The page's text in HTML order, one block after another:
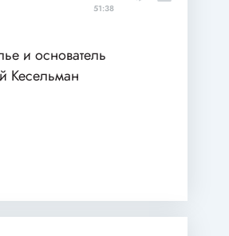
51:38
и основатель
Кесельман